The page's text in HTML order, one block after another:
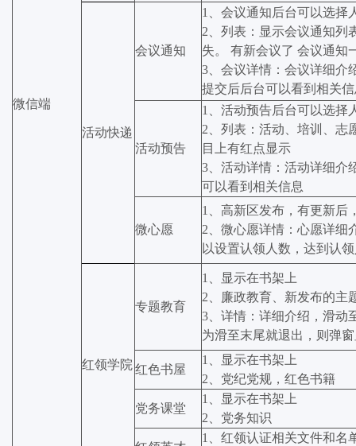
微信端
活动快递
会议通知
1、会议通知后台可以选择
2、列表：显示会议通知列
失。 有新会议了 会议通知
3、会议详情：会议详细介
提交后后台可以看到相关
活动预告
1、活动预告后台可以选择
2、列表：活动、培训、志
目上有红点显示
3、活动详情：活动详细介
可以看到相关信息
微心愿
1、高新区发布，有更新后
2、微心愿详情：心愿详细
以设置认领人数，达到认
红领学院
专题教育
1、显示在书架上
2、廉政教育、新发布的主
3、详情：详细介绍，滑动
为滑至末尾就退出，则弹
红色书屋
1、显示在书架上
2、党纪党规，红色书籍
党务课堂
1、显示在书架上
2、党务知识
1、红领认证相关文件和名